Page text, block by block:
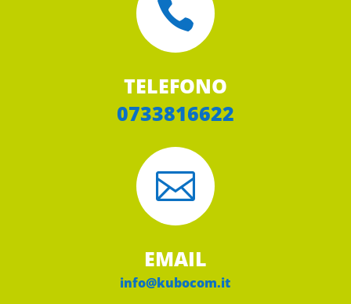

TELEFONO
0733816622

EMAIL
info@kubocom.it